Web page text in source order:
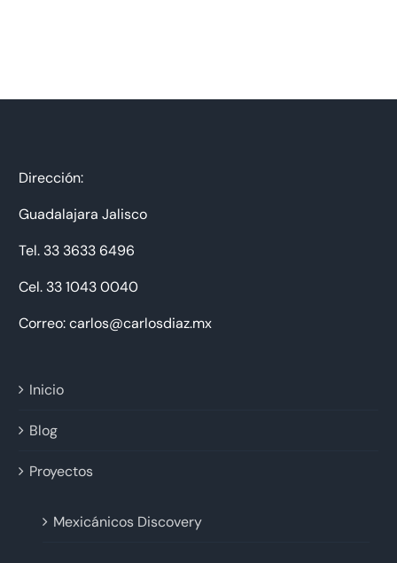
Dirección:
Guadalajara Jalisco
Tel. 33 3633 6496
Cel. 33 1043 0040
Correo: carlos@carlosdiaz.mx
Inicio
Blog
Proyectos
Mexicánicos Discovery